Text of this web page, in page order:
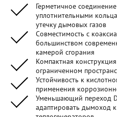
Герметичное
уплотнительными
утечку дымовых газов
Совместимость с
большинством
камерой сгорания
Компактная
ограниченном
Устойчивость к
применения
Уменьшающий переход
адаптировать дымоход